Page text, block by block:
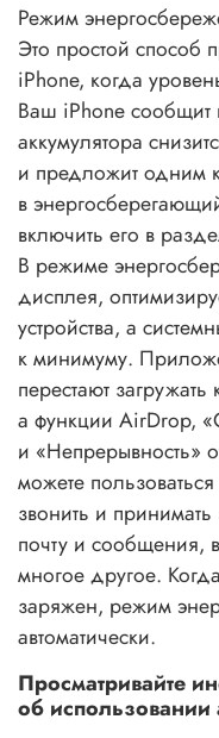
Режим
Это простой способ
iPhone, когда
Ваш iPhone сообщит
аккумулятора
и предложит одним
в
включить его в
В режиме
дисплея,
устройства, а
к минимуму.
перестают
а функции AirDrop,
и «Непрерывность»
можете
звонить и принимать
почту и сообщения,
многое другое.
заряжен, режим
автоматически.
Просматривайте
об использовании